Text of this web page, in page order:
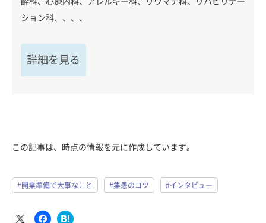
ション科、、、、
詳細を見る
この記事は、時点の情報を元に作成しています。
#開業準備で大事なこと #集患のコツ #インタビュー